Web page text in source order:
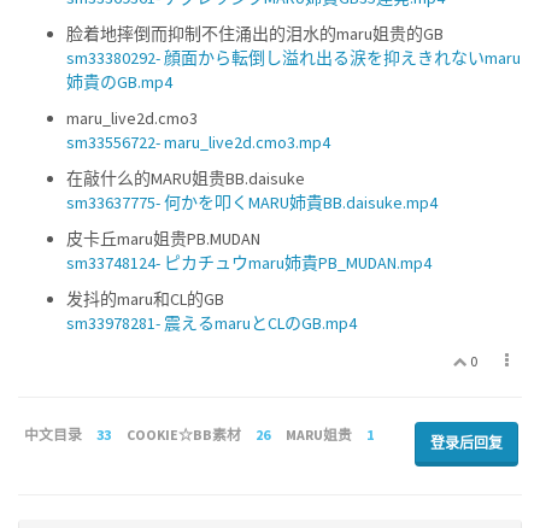
脸着地摔倒而抑制不住涌出的泪水的maru姐贵的GB
sm33380292- 顔面から転倒し溢れ出る涙を抑えきれないmaru
姉貴のGB.mp4
maru_live2d.cmo3
sm33556722- maru_live2d.cmo3.mp4
在敲什么的MARU姐贵BB.daisuke
sm33637775- 何かを叩くMARU姉貴BB.daisuke.mp4
皮卡丘maru姐贵PB.MUDAN
sm33748124- ピカチュウmaru姉貴PB_MUDAN.mp4
发抖的maru和CL的GB
sm33978281- 震えるmaruとCLのGB.mp4
0
中文目录 33 COOKIE☆BB素材 26 MARU姐贵 1 登录后回复